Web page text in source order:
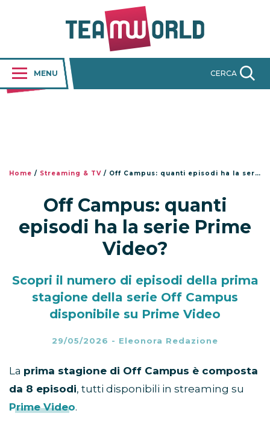
MENU CERCA
Home / Streaming & TV / Off Campus: quanti episodi ha la serie Prime Video?
Off Campus: quanti
episodi ha la serie Prime
Video?
Scopri il numero di episodi della prima
stagione della serie Off Campus
disponibile su Prime Video
29/05/2026 - Eleonora Redazione
La prima stagione di Off Campus è composta
da 8 episodi, tutti disponibili in streaming su
Prime Video.